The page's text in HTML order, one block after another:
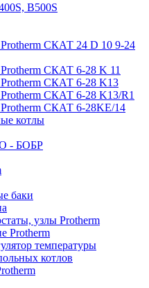
B500S
Protherm СКАТ 24 D 10 9-24
Protherm СКАТ 6-28 K 11
Protherm СКАТ 6-28 K13
Protherm СКАТ 6-28 K13/R1
Protherm СКАТ 6-28KE/14
котлы
- БОБР
баки
узлы Protherm
Protherm
температуры
котлов